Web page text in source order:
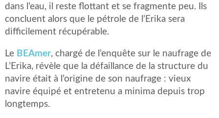
dans l’eau, il reste flottant et se fragmente peu. Ils
concluent alors que le pétrole de l’Erika sera
difficilement récupérable.
Le BEAmer, chargé de l’enquête sur le naufrage de
L’Erika, révèle que la défaillance de la structure du
navire était à l’origine de son naufrage : vieux
navire équipé et entretenu a minima depuis trop
longtemps.